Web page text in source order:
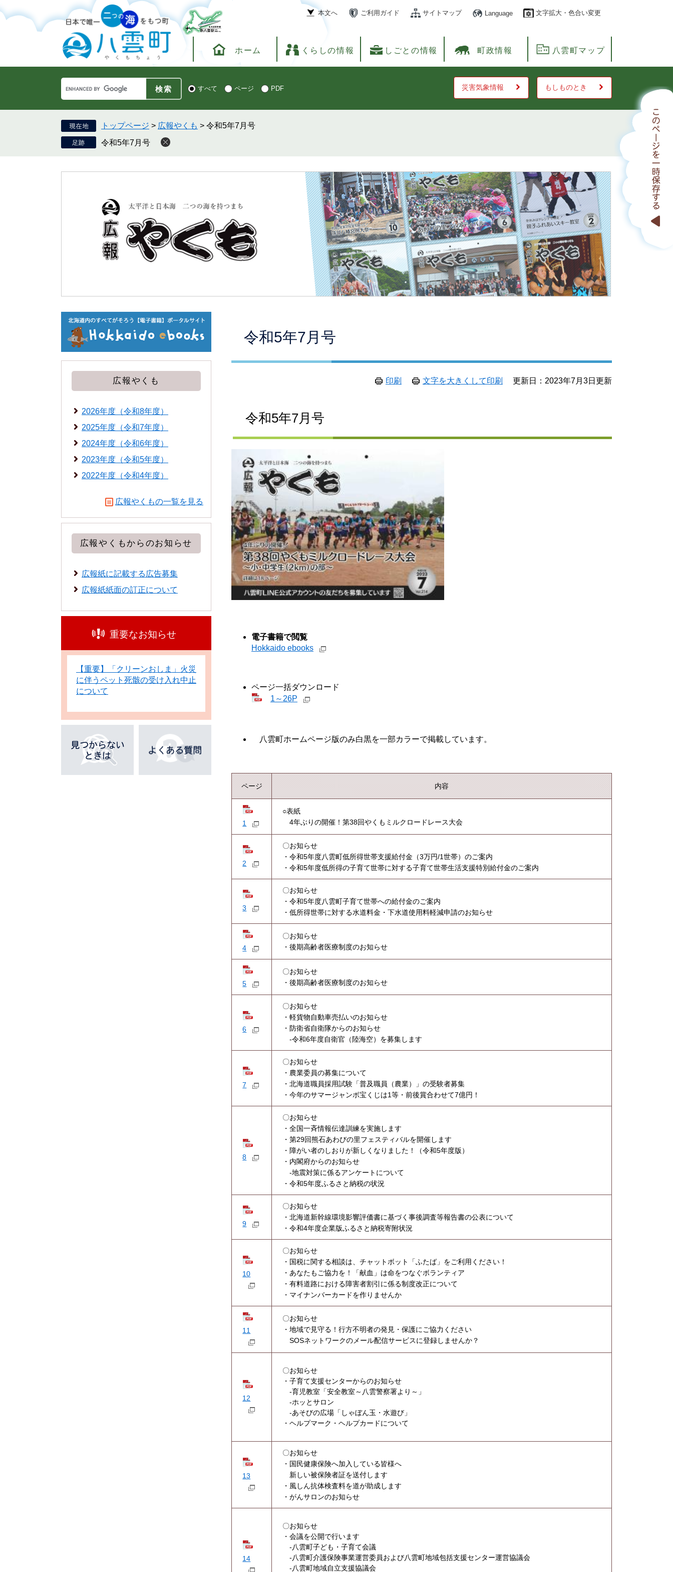
ー
で
ニ
ば
文
本文へ ご利用ガイド サイトマップ Language 文字拡大・色合い変更
ホーム くらしの情報 しごとの情報 町政情報 八雲町マップ
Google
カ
ス
タ
ム
検
検 すべて ページ PDF 災害気象情報 もしものとき
トップページ > 広報やくも > 令和5年7月号
令和5年7月号
令和5年7月号
印刷 文字を大きくして印刷 更新日：2023年7月3日更新
令和5年7月号
電子書籍で閲覧
Hokkaido ebooks
ページ一括ダウンロード
1～26P
八雲町ホームページ版のみ白黒を一部カラーで掲載しています。
ページ 内容
1
○表紙
4年ぶりの開催！第38回やくもミルクロードレース大会
2
〇お知らせ
・令和5年度八雲町低所得世帯支援給付金（3万円/1世帯）のご案内
・令和5年度低所得の子育て世帯に対する子育て世帯生活支援特別給付金のご案内
3
〇お知らせ
・令和5年度八雲町子育て世帯への給付金のご案内
・低所得世帯に対する水道料金・下水道使用料軽減申請のお知らせ
4
〇お知らせ
・後期高齢者医療制度のお知らせ
5
〇お知らせ
・後期高齢者医療制度のお知らせ
6
〇お知らせ
・軽貨物自動車売払いのお知らせ
・防衛省自衛隊からのお知らせ
-令和6年度自衛官（陸海空）を募集します
7
〇お知らせ
・農業委員の募集について
・北海道職員採用試験「普及職員（農業）」の受験者募集
・今年のサマージャンボ宝くじは1等・前後賞合わせて7億円！
8
〇お知らせ
・全国一斉情報伝達訓練を実施します
・第29回熊石あわびの里フェスティバルを開催します
・障がい者のしおりが新しくなりました！（令和5年度版）
・内閣府からのお知らせ
-地震対策に係るアンケートについて
・令和5年度ふるさと納税の状況
9
〇お知らせ
・北海道新幹線環境影響評価書に基づく事後調査等報告書の公表について
・令和4年度企業版ふるさと納税寄附状況
10
〇お知らせ
・国税に関する相談は、チャットボット「ふたば」をご利用ください！
・あなたもご協力を！「献血」は命をつなぐボランティア
・有料道路における障害者割引に係る制度改正について
・マイナンバーカードを作りませんか
11
〇お知らせ
・地域で見守る！行方不明者の発見・保護にご協力ください​
SOSネットワークのメール配信サービスに登録しませんか？​
12
〇お知らせ
・子育て支援センターからのお知らせ
-育児教室「安全教室～八雲警察署より～」
-ホッとサロン
-あそびの広場「しゃぼん玉・水遊び」
・ヘルプマーク・ヘルプカードについて
13
〇お知らせ
・国民健康保険へ加入している皆様へ
新しい被保険者証を送付します
・風しん抗体検査料を道が助成します
・がんサロンのお知らせ
14
〇お知らせ
・会議を公開で行います
-八雲町子ども・子育て会議
-八雲町介護保険事業運営委員および八雲町地域包括支援センター運営協議会
-八雲町地域自立支援協議会
広報やくも
2026年度（令和8年度）
2025年度（令和7年度）
2024年度（令和6年度）
2023年度（令和5年度）
2022年度（令和4年度）
広報やくもの一覧を見る
広報やくもからのお知らせ
広報紙に記載する広告募集
広報紙紙面の訂正について
重要なお知らせ
【重要】「クリーンおしま」火災
に伴うペット死骸の受け入れ中止
について